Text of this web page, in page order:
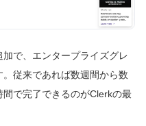
で、エンタープライズグレ
従来であれば数週間から数
で完了できるのがClerkの最